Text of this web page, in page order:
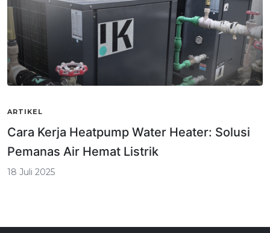
ARTIKEL
Cara Kerja Heatpump Water Heater: Solusi
Pemanas Air Hemat Listrik
18 Juli 2025